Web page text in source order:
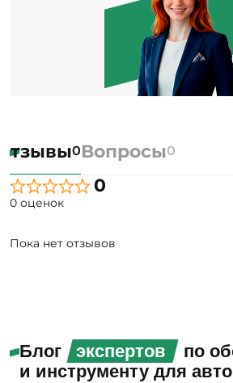
0Вопросы0
0
0 оценок
Пока нет отзывов
Блог экспертов
по
и инструменту для